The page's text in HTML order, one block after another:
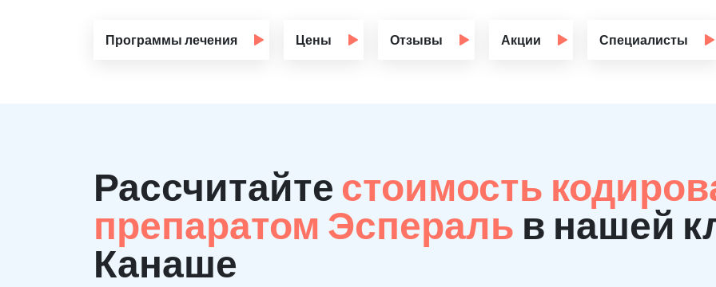
Программы лечения Цены Отзывы Акции Специалисты
Рассчитайте стоимость
препаратом Эспераль в нашей
Канаше